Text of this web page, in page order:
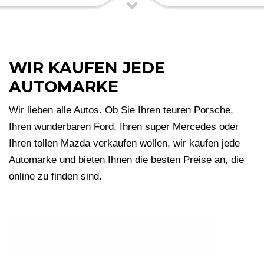
WIR KAUFEN JEDE
AUTOMARKE
Wir lieben alle Autos. Ob Sie Ihren teuren Porsche,
Ihren wunderbaren Ford, Ihren super Mercedes oder
Ihren tollen Mazda verkaufen wollen, wir kaufen jede
Automarke und bieten Ihnen die besten Preise an, die
online zu finden sind.